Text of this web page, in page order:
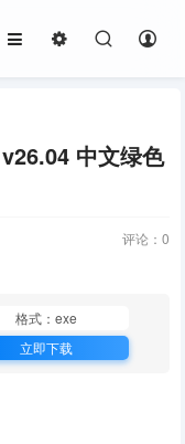
中文绿色
评论： 0
格式：exe
立即下载